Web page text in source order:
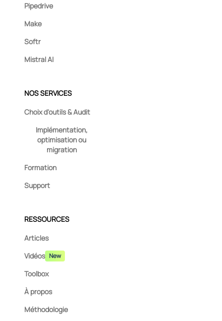
Pipedrive
Make
Softr
Mistral AI
NOS SERVICES
Choix d'outils & Audit
Implémentation,
optimisation ou
migration
Formation
Support
RESSOURCES
Articles
Vidéos New
Toolbox
À propos
Méthodologie